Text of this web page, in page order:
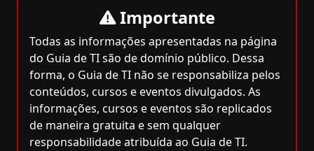
Importante
Todas as informações apresentadas na página
do Guia de TI são de domínio público. Dessa
forma, o Guia de TI não se responsabiliza pelos
conteúdos, cursos e eventos divulgados. As
informações, cursos e eventos são replicados
de maneira gratuita e sem qualquer
responsabilidade atribuída ao Guia de TI.